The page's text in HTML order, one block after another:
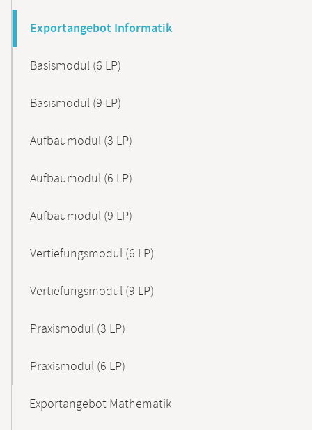
Exportangebot Informatik
Basismodul (6 LP)
Basismodul (9 LP)
Aufbaumodul (3 LP)
Aufbaumodul (6 LP)
Aufbaumodul (9 LP)
Vertiefungsmodul (6 LP)
Vertiefungsmodul (9 LP)
Praxismodul (3 LP)
Praxismodul (6 LP)
Exportangebot Mathematik